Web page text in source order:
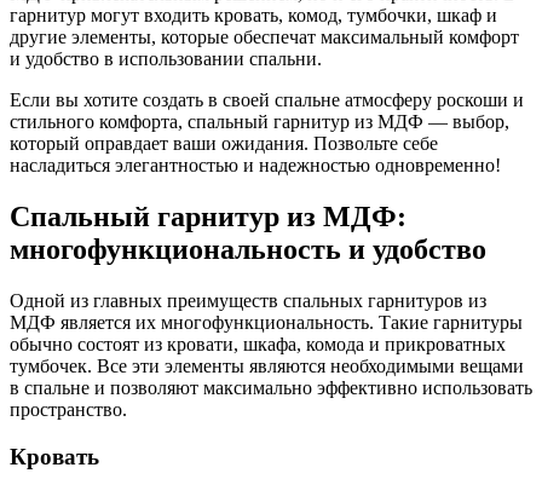
гарнитур могут входить кровать, комод, тумбочки, шкаф и
другие элементы, которые обеспечат максимальный комфорт
и удобство в использовании спальни.
Если вы хотите создать в своей спальне атмосферу роскоши и
стильного комфорта, спальный гарнитур из МДФ — выбор,
который оправдает ваши ожидания. Позвольте себе
насладиться элегантностью и надежностью одновременно!
Спальный гарнитур из МДФ:
многофункциональность и удобство
Одной из главных преимуществ спальных гарнитуров из
МДФ является их многофункциональность. Такие гарнитуры
обычно состоят из кровати, шкафа, комода и прикроватных
тумбочек. Все эти элементы являются необходимыми вещами
в спальне и позволяют максимально эффективно использовать
пространство.
Кровать